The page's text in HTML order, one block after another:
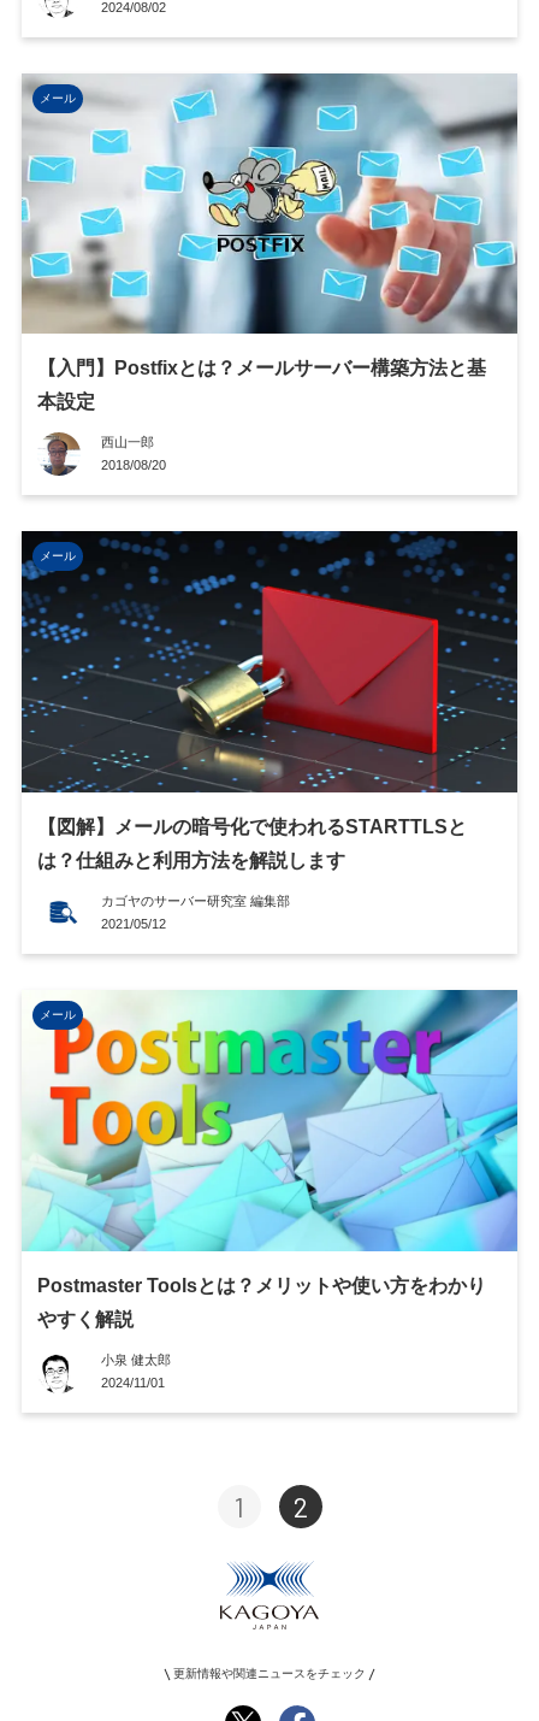
2024/08/02
メール
【入門】Postfixとは？メールサーバー構築方法と基
本設定
西山一郎
2018/08/20
メール
【図解】メールの暗号化で使われるSTARTTLSと
は？仕組みと利用方法を解説します
カゴヤのサーバー研究室 編集部
2021/05/12
メール
Postmaster Toolsとは？メリットや使い方をわかり
やすく解説
小泉 健太郎
2024/11/01
1 2
更新情報や関連ニュースをチェック